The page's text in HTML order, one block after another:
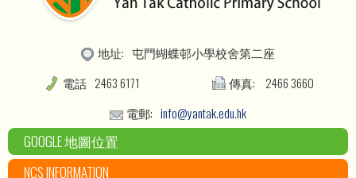
地址: 屯門蝴蝶邨小學校舍第二座
電話 2463 6171 傳真:
2466 3660
電郵: info@yantak.edu.hk
GOOGLE 地圖位置
NCS INFORMATION